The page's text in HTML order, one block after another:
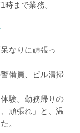
時まで業務。
なりに頑張っ
備員、ビル清掃
験。勤務帰りの
頑張れ」と、温
。